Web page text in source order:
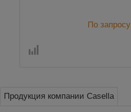
По запросу
Продукция компании Casella